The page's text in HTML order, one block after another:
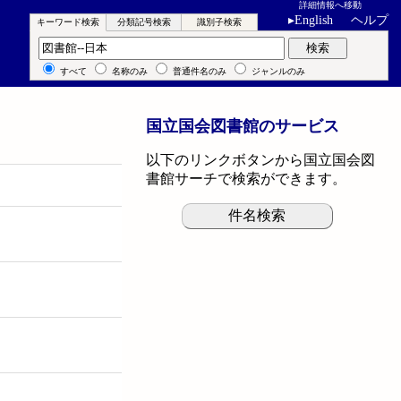
詳細情報へ移動
▸English ヘルプ
キーワード検索 分類記号検索 識別子検索
キーワード検索 検索
すべて 名称のみ 普通件名のみ ジャンルのみ
国立国会図書館のサービス
以下のリンクボタンから国立国会図
書館サーチで検索ができます。
件名検索